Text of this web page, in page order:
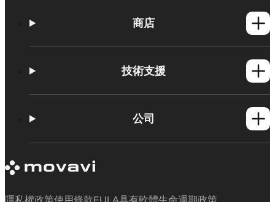
商店
Mac產品
技術支援
學習平台
取消訂閱
退款
公司
客戶評價
為何要選擇我們